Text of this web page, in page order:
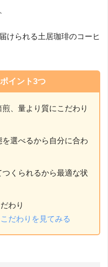
けられる土居珈琲のコーヒ
イント3つ
、量より質にこだわり
選べるから自分に合わ
くられるから最適な状
わり
だわりを見てみる